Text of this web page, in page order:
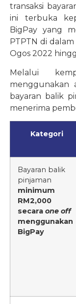
transaksi
ini terbuka
BigPay yang
PTPTN di
Ogos 2022
Melalui
menggunakan
bayaran balik
menerima
Kategori
Bayaran balik
pinjaman
minimum
RM2,000
secara one off
menggunakan
BigPay